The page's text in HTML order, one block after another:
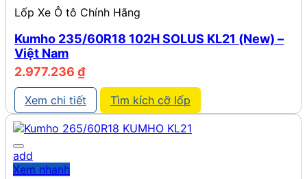
Lốp Xe Ô tô Chính Hãng
Kumho 235/60R18 102H SOLUS KL21 (New) –
Việt Nam
2.977.236 ₫
Xem chi tiết Tìm kích cỡ lốp
add
Xem nhanh